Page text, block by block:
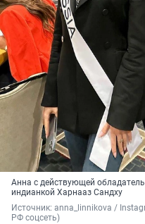
Анна с действующей
индианкой Харнааз Сандху
Источник: anna_linnikova /
РФ соцсеть)